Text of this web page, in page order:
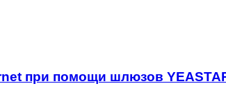
при помощи шлюзов